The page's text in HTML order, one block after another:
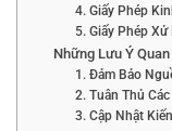
4. Giấy Phép
5. Giấy Phép
Những Lưu Ý
1. Đảm Bảo
2. Tuân Thủ
3. Cập Nhật